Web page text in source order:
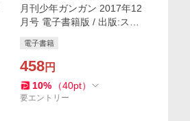
月刊少年ガンガン 2017年12
月号 電子書籍版 / 出版:スク
瀬葉月 作画:亀屋樹 著者:荒川
弘 原作:るーすぼーい
電子書籍
458円
10% （40pt）
要エントリー